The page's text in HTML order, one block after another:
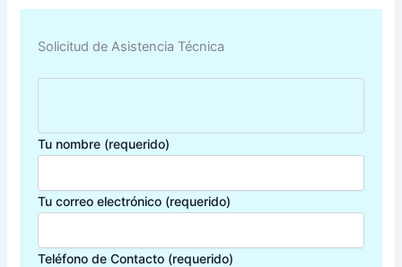
Solicitud de Asistencia Técnica
Tu nombre (requerido)
Tu correo electrónico (requerido)
Teléfono de Contacto (requerido)